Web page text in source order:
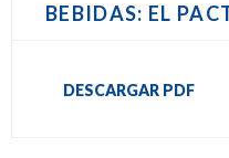
BEBIDAS: EL
DESCARGAR PDF